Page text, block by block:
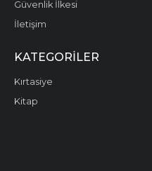
Güvenlik İlkesi
İletişim
KATEGORILER
Kırtasiye
Kitap